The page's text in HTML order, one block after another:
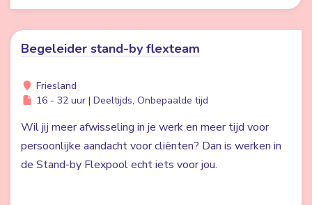
Begeleider stand-by flexteam
Friesland
16 - 32 uur | Deeltijds, Onbepaalde tijd
Wil jij meer afwisseling in je werk en meer tijd voor
persoonlijke aandacht voor cliënten? Dan is werken in
de Stand-by Flexpool echt iets voor jou.